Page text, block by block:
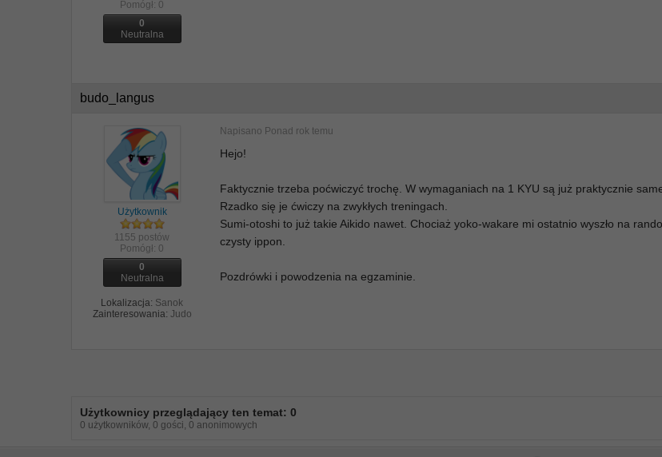
Pomógł: 0
0
Neutralna
budo_langus
Użytkownik
1155 postów
Pomógł: 0
0
Neutralna
Lokalizacja: Sanok
Zainteresowania: Judo
Napisano Ponad rok temu
Hejo!
Faktycznie trzeba poćwiczyć trochę. W wymaganiach na 1 KYU są już praktycznie
Rzadko się je ćwiczy na zwykłych treningach.
Sumi-otoshi to już takie Aikido nawet. Chociaż yoko-wakare mi ostatnio wyszło na
czysty ippon.
Pozdrówki i powodzenia na egzaminie.
Użytkownicy przeglądający ten temat: 0
0 użytkowników, 0 gości, 0 anonimowych